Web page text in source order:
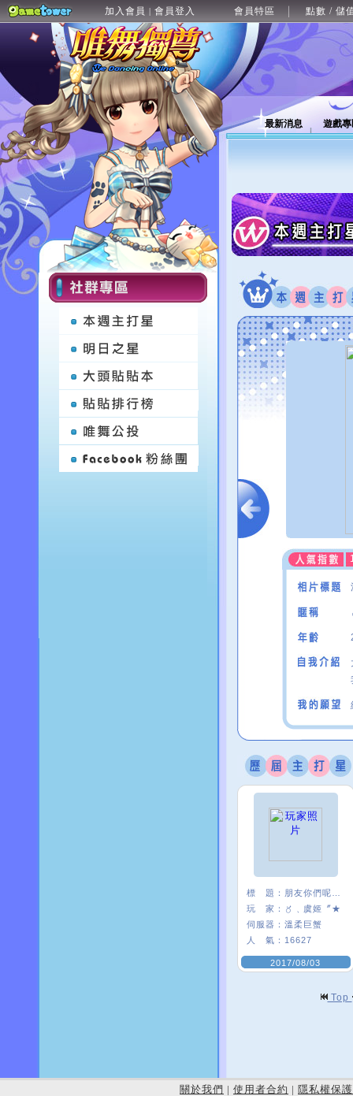
加入會員 | 會員登入 會員特區 點數 / 儲
最新消息 遊戲
標 題：
玩 家：
〥﹑虞姬〞★
伺服器： 溫柔巨蟹
人 氣： 16627
2017/08/03
Top
關於我們 | 使用者合約 | 隱私權保護